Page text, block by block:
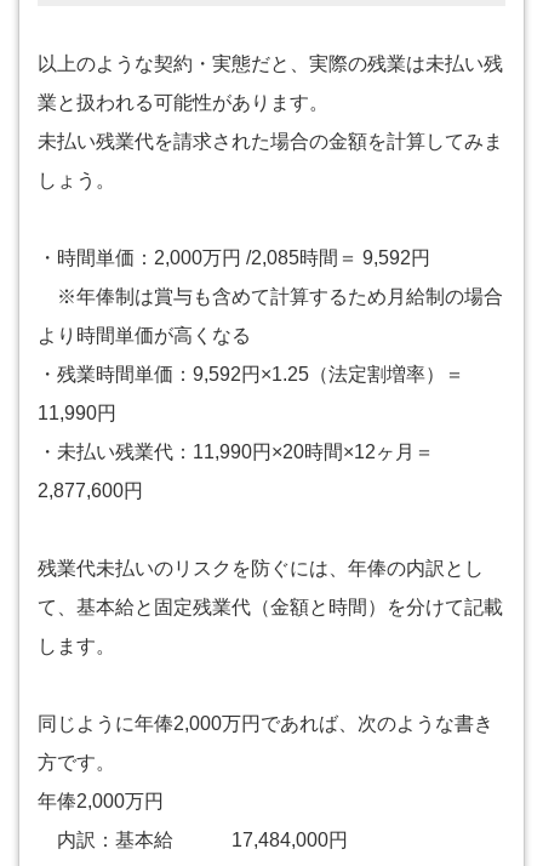
以上のような契約・実態だと、実際の残業は未払い残
業と扱われる可能性があります。
未払い残業代を請求された場合の金額を計算してみま
しょう。
・時間単価：2,000万円 /2,085時間＝ 9,592円
※年俸制は賞与も含めて計算するため月給制の場合
より時間単価が高くなる
・残業時間単価：9,592円×1.25（法定割増率）＝
11,990円
・未払い残業代：11,990円×20時間×12ヶ月＝
2,877,600円
残業代未払いのリスクを防ぐには、年俸の内訳とし
て、基本給と固定残業代（金額と時間）を分けて記載
します。
同じように年俸2,000万円であれば、次のような書き
方です。
年俸2,000万円
内訳：基本給 17,484,000円